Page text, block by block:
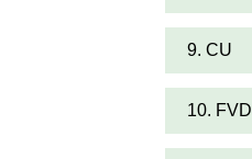
9. CU
10. FVD